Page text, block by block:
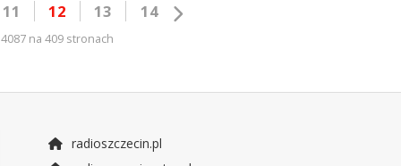
11 12 13 14
4087 na 409 stronach
radioszczecin.pl